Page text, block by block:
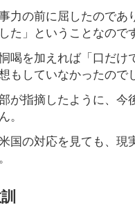
力の前に屈したので
た」ということなので
喝を加えれば「口だ
もしていなかったので
が指摘したように、
。
国の対応を見ても、